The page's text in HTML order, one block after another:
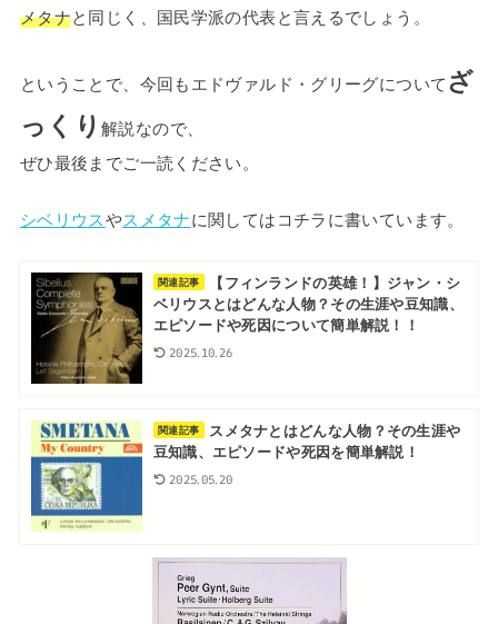
メタナと同じく、国民学派の代表と言えるでしょう。
ということで、今回もエドヴァルド・グリーグについてざ
っくり解説なので、
ぜひ最後までご一読ください。
シベリウスやスメタナに関してはコチラに書いています。
関連記事
【フィンランドの英雄！】ジャン・シ
ベリウスとはどんな人物？その生涯や豆知識、
エピソードや死因について簡単解説！！
2025.10.26
関連記事
スメタナとはどんな人物？その生涯や
豆知識、エピソードや死因を簡単解説！
2025.05.20